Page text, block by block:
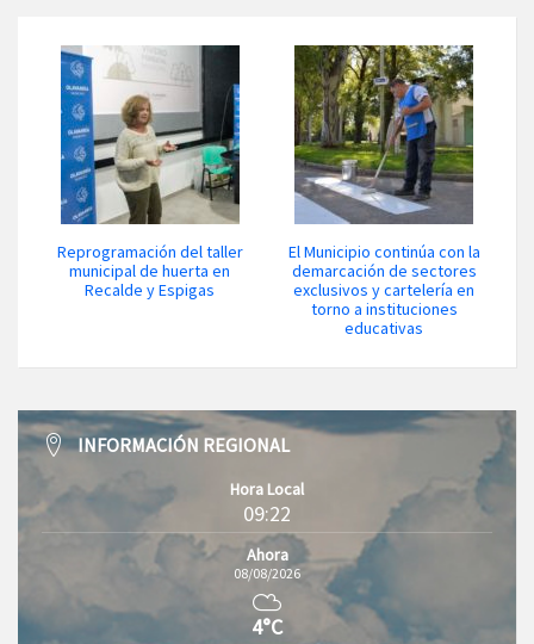
Reprogramación del taller
municipal de huerta en
Recalde y Espigas
El Municipio continúa con la
demarcación de sectores
exclusivos y cartelería en
torno a instituciones
educativas
INFORMACIÓN REGIONAL
Hora Local
09:22
Ahora
08/08/2026
4°C